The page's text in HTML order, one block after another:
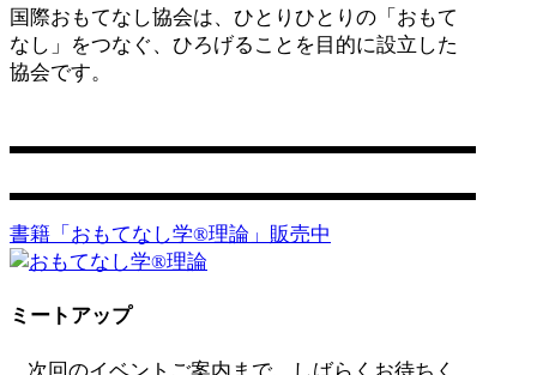
国際おもてなし協会は、ひとりひとりの「おもて
なし」をつなぐ、ひろげることを目的に設立した
協会です。
書籍「おもてなし学®️理論」販売中
ミートアップ